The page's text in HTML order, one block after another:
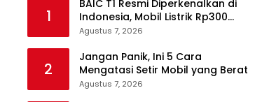
1
BAIC T1 Resmi Diperkenalkan di
Indonesia, Mobil Listrik Rp300
Jutaan Siap Ramaikan Pasar EV
Agustus 7, 2026
2
Jangan Panik, Ini 5 Cara
Mengatasi Setir Mobil yang Berat
Agustus 7, 2026